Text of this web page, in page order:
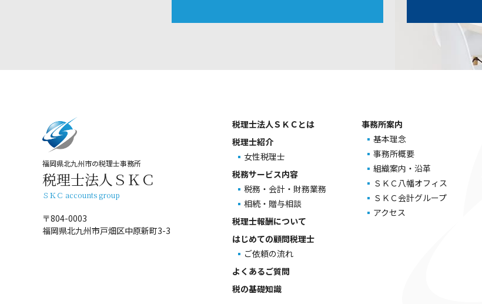
福岡県北九州市の税理士事務所
税理士法人ＳＫＣ
ＳＫＣ accounts group
〒804-0003
福岡県北九州市戸畑区中原新町3-3
税理士法人ＳＫＣとは
税理士紹介
女性税理士
税務サービス内容
税務・会計・財務業務
相続・贈与相談
税理士報酬について
はじめての顧問税理士
ご依頼の流れ
よくあるご質問
税の基礎知識
事務所案内
基本理念
事務所概要
組織案内・沿革
ＳＫＣ八幡オフィス
ＳＫＣ会計グループ
アクセス